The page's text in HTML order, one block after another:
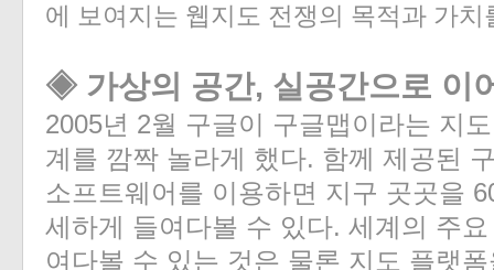
에 보여지는 웹지도 전쟁의 목적과 가치
◈ 가상의 공간, 실공간으로 이
2005년 2월 구글이 구글맵이라는 지
계를 깜짝 놀라게 했다. 함께 제공된
소프트웨어를 이용하면 지구 곳곳을
세하게 들여다볼 수 있다. 세계의 주
여다볼 수 있는 것은 물론 지도 플랫